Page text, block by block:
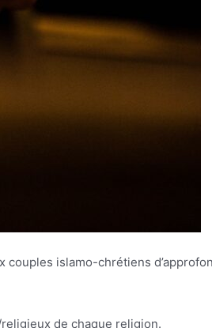
couples islamo-chrétiens
de chaque religion.